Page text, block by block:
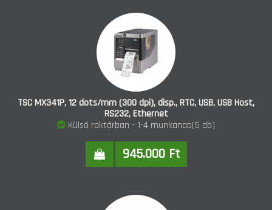
TSC MX341P, 12 dots/mm (300 dpi), disp., RTC, USB, USB Host,
RS232, Ethernet
Külső raktárban - 1-4 munkanap(5 db)
945.000 Ft